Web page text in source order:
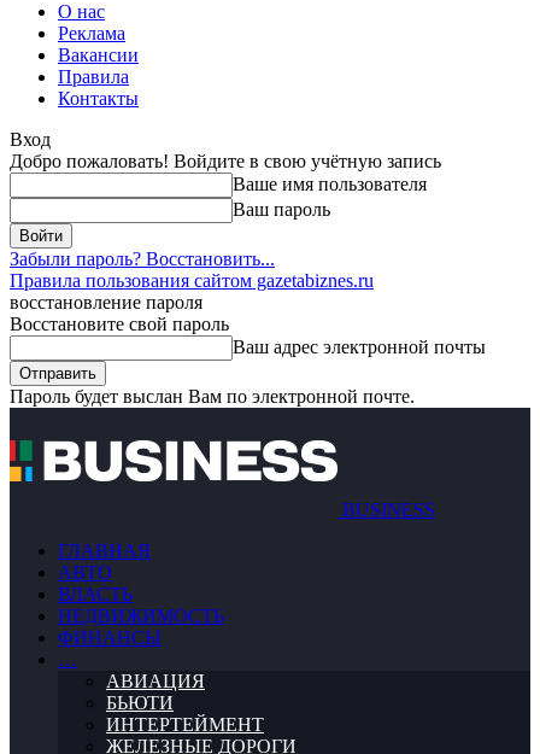
О нас
Реклама
Вакансии
Правила
Контакты
Вход
Добро пожаловать! Войдите в свою учётную запись
Ваше имя пользователя
Ваш пароль
Забыли пароль? Восстановить...
Правила пользования сайтом gazetabiznes.ru
восстановление пароля
Восстановите свой пароль
Ваш адрес электронной почты
Пароль будет выслан Вам по электронной почте.
BUSINESS
ГЛАВНАЯ
АВТО
ВЛАСТЬ
НЕДВИЖИМОСТЬ
ФИНАНСЫ
…
АВИАЦИЯ
БЬЮТИ
ИНТЕРТЕЙМЕНТ
ЖЕЛЕЗНЫЕ ДОРОГИ